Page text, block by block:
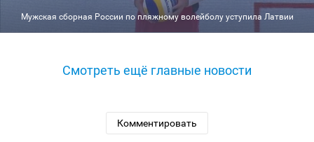
Мужская сборная России по пляжному волейболу уступила Латвии
Смотреть ещё главные новости
Комментировать